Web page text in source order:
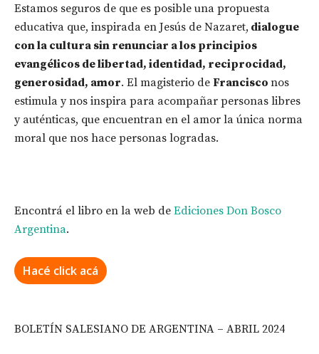
Estamos seguros de que es posible una propuesta
educativa que, inspirada en Jesús de Nazaret, dialogue
con la cultura sin renunciar a los principios
evangélicos de libertad, identidad, reciprocidad,
generosidad, amor. El magisterio de Francisco nos
estimula y nos inspira para acompañar personas libres
y auténticas, que encuentran en el amor la única norma
moral que nos hace personas logradas.
Encontrá el libro en la web de Ediciones Don Bosco
Argentina.
Hacé click acá
BOLETÍN SALESIANO DE ARGENTINA – ABRIL 2024